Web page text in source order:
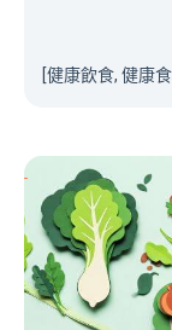
[健康飲食, 健康食